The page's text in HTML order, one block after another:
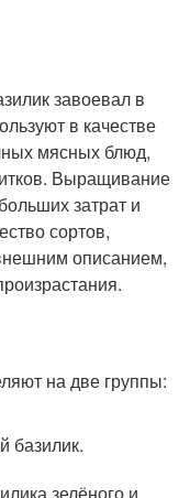
завоевал в
в качестве
мясных блюд,
Выращивание
затрат и
сортов,
описанием,
на две группы:
базилик.
зелёного и